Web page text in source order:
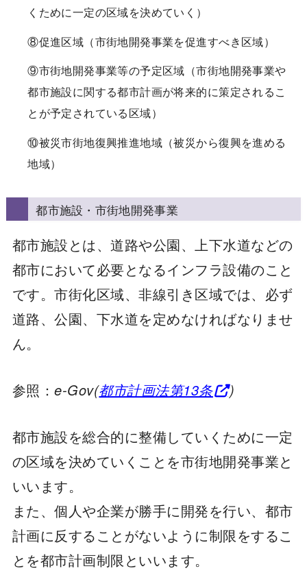
くために一定の区域を決めていく）
⑧促進区域（市街地開発事業を促進すべき区域）
⑨市街地開発事業等の予定区域（市街地開発事業や
都市施設に関する都市計画が将来的に策定されるこ
とが予定されている区域）
⑩被災市街地復興推進地域（被災から復興を進める
地域）
都市施設・市街地開発事業
都市施設とは、道路や公園、上下水道などの
都市において必要となるインフラ設備のこと
です。市街化区域、非線引き区域では、必ず
道路、公園、下水道を定めなければなりませ
ん。
参照：e-Gov(都市計画法第13条 )
都市施設を総合的に整備していくために一定
の区域を決めていくことを市街地開発事業と
いいます。
また、個人や企業が勝手に開発を行い、都市
計画に反することがないように制限をするこ
とを都市計画制限といいます。